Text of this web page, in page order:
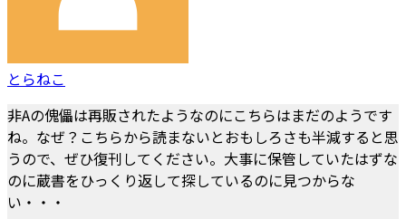
とらねこ
非Aの傀儡は再販されたようなのにこちらはまだのようです
ね。なぜ？こちらから読まないとおもしろさも半減すると思
うので、ぜひ復刊してください。大事に保管していたはずな
のに蔵書をひっくり返して探しているのに見つからな
い・・・